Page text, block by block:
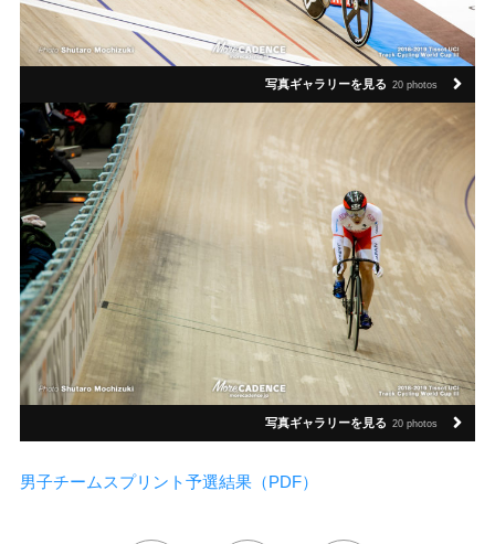
写真ギャラリーを見る 20 photos
写真ギャラリーを見る 20 photos
男子チームスプリント予選結果（PDF）